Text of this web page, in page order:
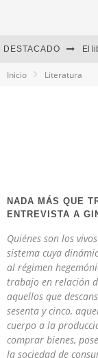
DESTACADO
Inicio Literatura
NADA MÁS QUE
ENTREVISTA A
Quiénes son los
sistema cuya
al régimen
trabajo en relación
aquellos que
sesenta y cinco,
cuerpo a la
comprar bienes,
la sociedad de